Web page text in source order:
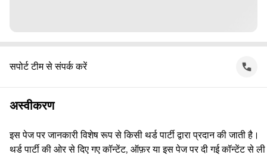
सपोर्ट टीम से संपर्क करें
अस्वीकरण
इस पेज पर जानकारी विशेष रूप से किसी थर्ड पार्टी द्वारा प्रदान की जाती है।
थर्ड पार्टी की ओर से दिए गए कॉन्टेंट, ऑफ़र या इस पेज पर दी गई कॉन्टेंट से ली